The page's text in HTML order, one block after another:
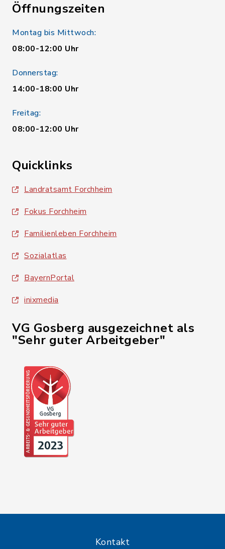
Öffnungszeiten
Montag bis Mittwoch:
08:00-12:00 Uhr
Donnerstag:
14:00-18:00 Uhr
Freitag:
08:00-12:00 Uhr
Quicklinks
Landratsamt Forchheim
Fokus Forchheim
Familienleben Forchheim
Sozialatlas
BayernPortal
inixmedia
VG Gosberg ausgezeichnet als
"Sehr guter Arbeitgeber"
Kontakt